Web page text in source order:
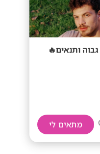
ותנאים🔥
מתאים לי